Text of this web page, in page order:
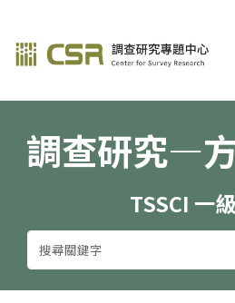
調查研究—方法
調查研究—
TSSCI 一